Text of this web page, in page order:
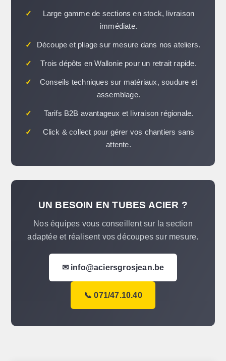
✓
Large gamme de sections en stock, livraison
immédiate.
✓ Découpe et pliage sur mesure dans nos ateliers.
✓ Trois dépôts en Wallonie pour un retrait rapide.
✓
Conseils techniques sur matériaux, soudure et
assemblage.
✓ Tarifs B2B avantageux et livraison régionale.
✓
Click & collect pour gérer vos chantiers sans
attente.
UN BESOIN EN TUBES ACIER ?
Nos équipes vous conseillent sur la section
adaptée et réalisent vos découpes sur mesure.
✉ info@aciersgrosjean.be
📞 071/47.10.40